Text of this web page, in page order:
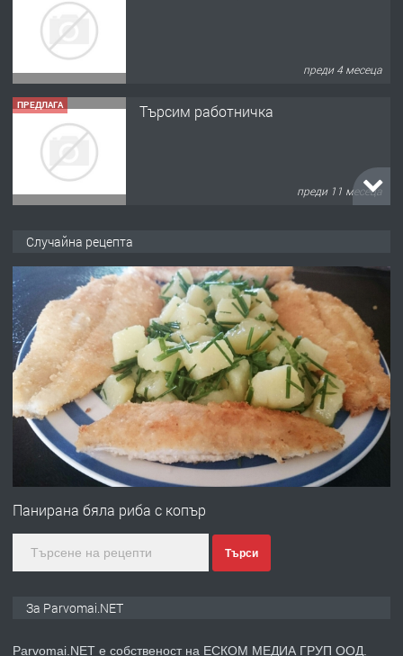
преди 11 месеца
ПРЕДЛАГА
Продава употребявани чисти и
преди 1 година
преди 1 година
ПРЕДЛАГА
Първи поход "По стъпките на Ангел
Войвода"
преди 1 година
Монтажник на малки детайли за
Случайна рецепта
Панирана бяла риба с копър
Търси
За Parvomai.NET
Parvomai.NET е собственост на ЕСКОМ МЕДИА ГРУП ООД.